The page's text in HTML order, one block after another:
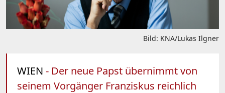
Bild: KNA/Lukas Ilgner
WIEN - Der neue Papst übernimmt von
seinem Vorgänger Franziskus reichlich